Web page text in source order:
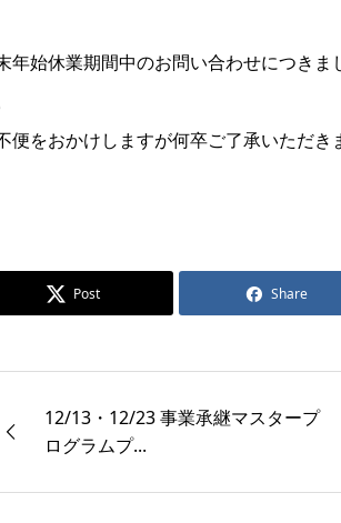
年始休業期間中のお問い合わせにつき
便をおかけしますが何卒ご了承いただき
Post Share
12/13・12/23 事業承継マスタープ
ログラムプ...